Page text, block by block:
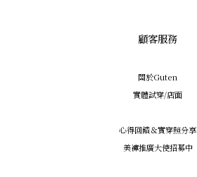
顧客服務
關於Guten
實體試穿/店面
心得回饋＆實穿照分享
美褲推廣大使招募中